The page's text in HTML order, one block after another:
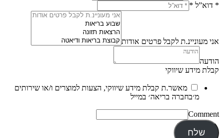
* דוא”ל *
אני מעוניינ.ת לקבל פרטים אודות
הודעה
קבלת מידע שיווקי
מאשר.ת קבלת מידע שיווקי, הצעות למוצרים ו/או שירותים
מ׳בחברה בריאה׳ במייל
Comment
שלח